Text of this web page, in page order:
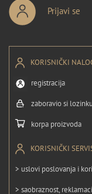
Prijavi se
KORISNIČKI
registracija
zaboravio si
korpa proizvoda
KORISNIČKI
> uslovi poslovanja i
> saobraznost,